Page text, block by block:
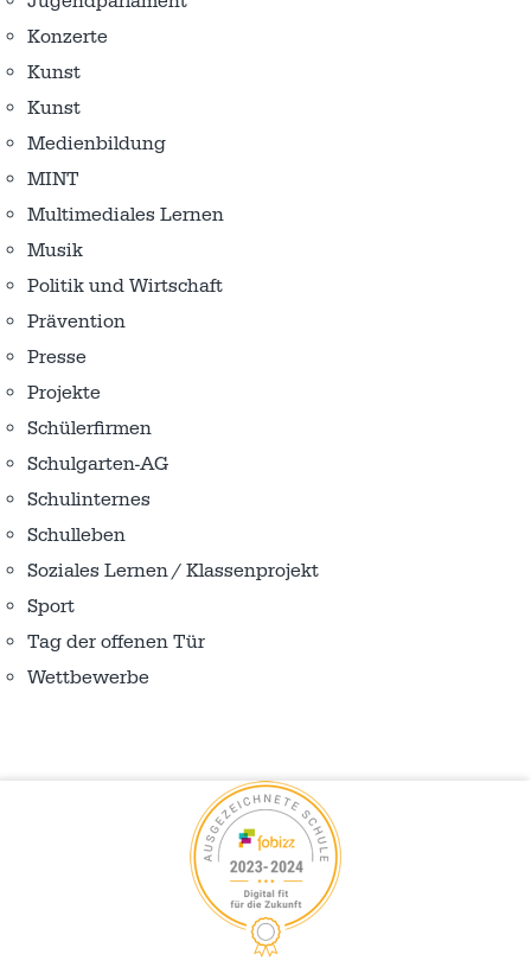
Konzerte
Kunst
Kunst
Medienbildung
MINT
Multimediales Lernen
Musik
Politik und Wirtschaft
Prävention
Presse
Projekte
Schülerfirmen
Schulgarten-AG
Schulinternes
Schulleben
Soziales Lernen / Klassenprojekt
Sport
Tag der offenen Tür
Wettbewerbe